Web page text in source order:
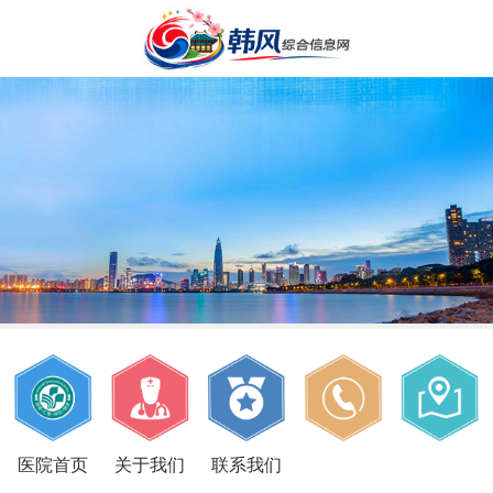
医院首页 关于我们 联系我们